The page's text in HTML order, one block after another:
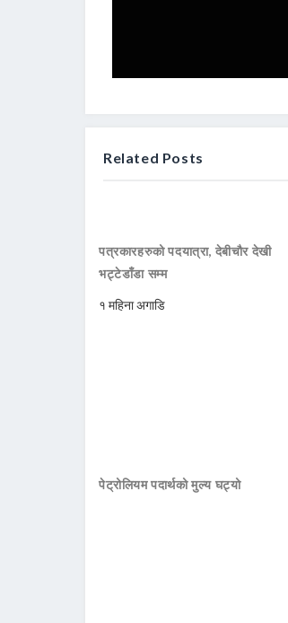
Related Posts
पत्रकारहरुको पदयात्रा, देबीचौर देखी
भट्टेडाँडा सम्म
१ महिना अगाडि
पेट्रोलियम पदार्थको मुल्य घट्यो